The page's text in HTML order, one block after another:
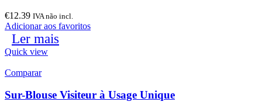
€12.39 IVA não incl.
Adicionar aos favoritos
Ler mais
Quick view
Comparar
Sur-Blouse Visiteur à Usage Unique